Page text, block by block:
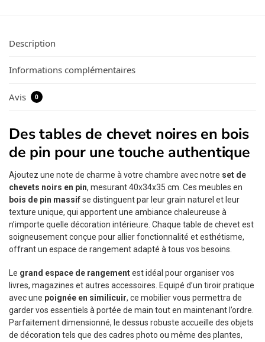
Description
Informations complémentaires
Avis 0
Des tables de chevet noires en bois
de pin pour une touche authentique
Ajoutez une note de charme à votre chambre avec notre set de
chevets noirs en pin, mesurant 40x34x35 cm. Ces meubles en
bois de pin massifse distinguent par leur grain naturel et leur
texture unique, qui apportent une ambiance chaleureuse à
n’importe quelle décoration intérieure. Chaque table de chevet est
soigneusement conçue pour allier fonctionnalité et esthétisme,
offrant un espace de rangement adapté à tous vos besoins.
Le grand espace de rangementest idéal pour organiser vos
livres, magazines et autres accessoires. Equipé d’un tiroir pratique
avec une poignée en similicuir, ce mobilier vous permettra de
garder vos essentiels à portée de main tout en maintenant l’ordre.
Parfaitement dimensionné, le dessus robuste accueille des objets
de décoration tels que des cadres photo ou même des plantes,